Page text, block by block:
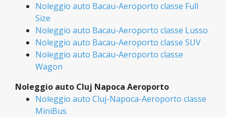
Noleggio auto Bacau-Aeroporto classe Full
Size
Noleggio auto Bacau-Aeroporto classe Lusso
Noleggio auto Bacau-Aeroporto classe SUV
Noleggio auto Bacau-Aeroporto classe
Wagon
Noleggio auto Cluj Napoca Aeroporto
Noleggio auto Cluj-Napoca-Aeroporto classe
MiniBus